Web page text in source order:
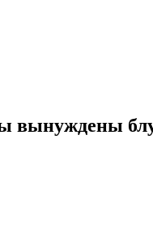
вынуждены